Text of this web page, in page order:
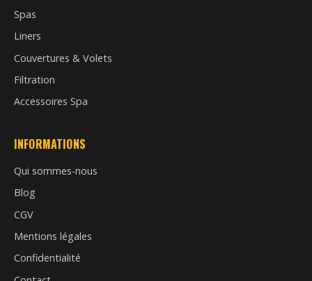
Spas
Liners
Couvertures & Volets
Filtration
Accessoires Spa
INFORMATIONS
Qui sommes-nous
Blog
CGV
Mentions légales
Confidentialité